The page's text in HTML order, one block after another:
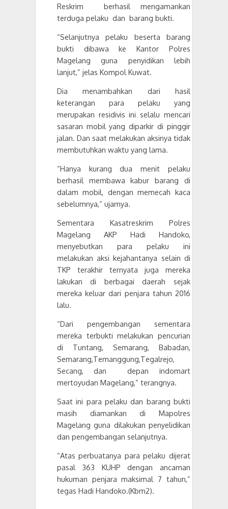
Reskrim berhasil mengamankan
terduga pelaku dan barang bukti.
“Selanjutnya pelaku beserta barang
bukti dibawa ke Kantor Polres
Magelang guna penyidikan lebih
lanjut,” jelas Kompol Kuwat.
Dia menambahkan dari hasil
keterangan para pelaku yang
merupakan residivis ini selalu mencari
sasaran mobil yang diparkir di pinggir
jalan. Dan saat melakukan aksinya tidak
membutuhkan waktu yang lama.
“Hanya kurang dua menit pelaku
berhasil membawa kabur barang di
dalam mobil, dengan memecah kaca
sebelumnya,” ujarnya.
Sementara Kasatreskrim Polres
Magelang AKP Hadi Handoko,
menyebutkan para pelaku ini
melakukan aksi kejahantanya selain di
TKP terakhir ternyata juga mereka
lakukan di berbagai daerah sejak
mereka keluar dari penjara tahun 2016
lalu.
“Dari pengembangan sementara
mereka terbukti melakukan pencurian
di Tuntang, Semarang,Babadan,
Semarang,Temanggung,Tegalrejo,
Secang, dan
depan indomart
mertoyudan Magelang,” terangnya.
Saat ini para pelaku dan barang bukti
masih diamankan di Mapolres
Magelang guna dilakukan penyelidikan
dan pengembangan selanjutnya.
“Atas perbuatanya para pelaku dijerat
pasal 363 KUHP dengan ancaman
hukuman penjara maksimal 7 tahun,”
tegas Hadi Handoko.(Kbm2).